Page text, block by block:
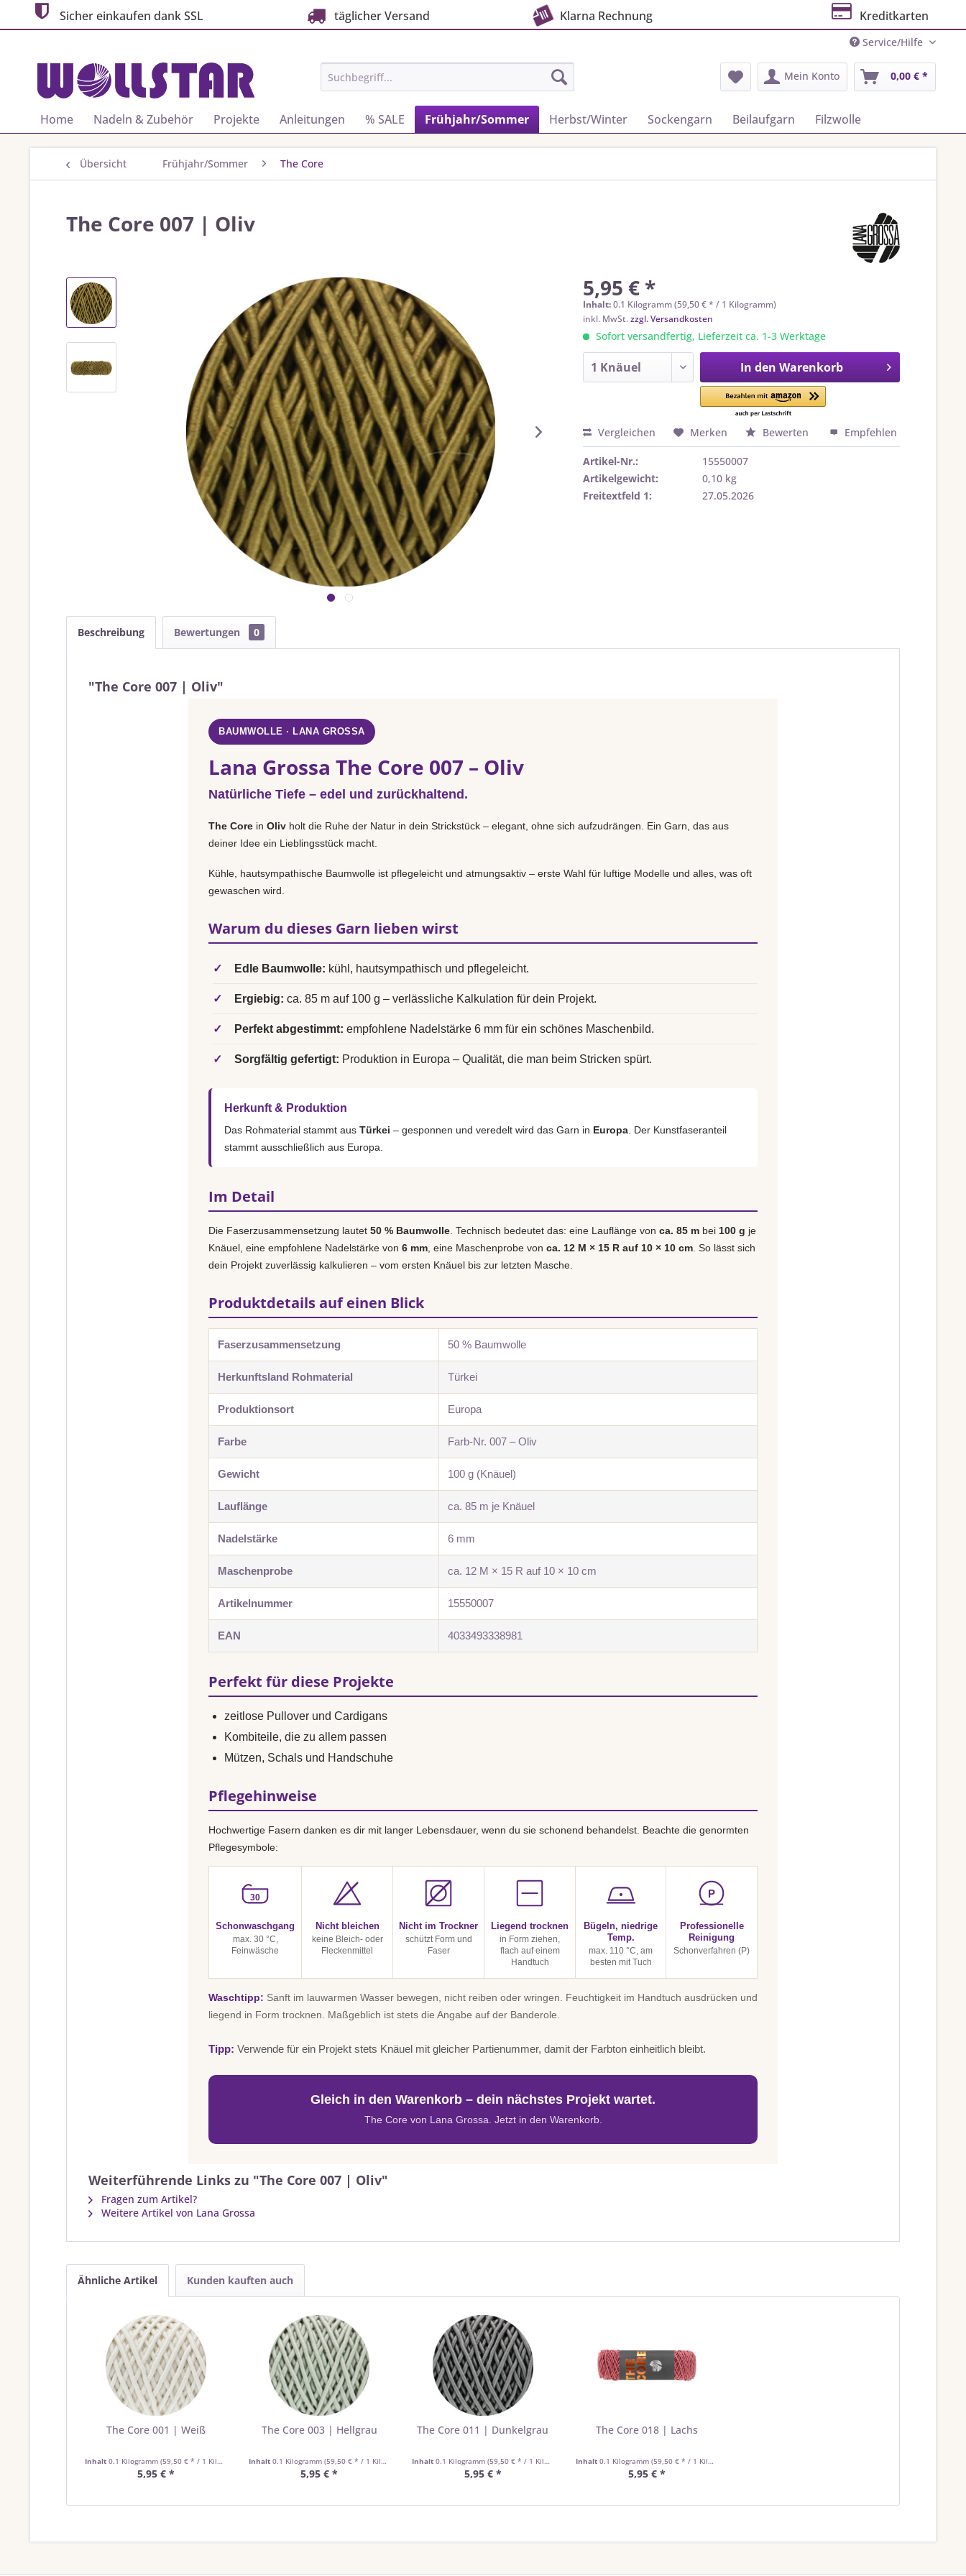
Sicher einkaufen dank SSL täglicher Versand Klarna Rechnung Kreditkarten
Service/Hilfe
Mein Konto 0,00 € *
Home Nadeln & Zubehör Projekte Anleitungen % SALE Frühjahr/Sommer Herbst/Winter Sockengarn Beilaufgarn Filzwolle
Übersicht Frühjahr/Sommer The Core
The Core 007 | Oliv
5,95 € *
Inhalt:0.1 Kilogramm (59,50 € * / 1 Kilogramm)
inkl. MwSt.zzgl. Versandkosten
Sofort versandfertig, Lieferzeit ca. 1-3 Werktage
In den Warenkorb
Vergleichen Merken Bewerten Empfehlen
Artikel-Nr.:
15550007
Artikelgewicht:
0,10 kg
Freitextfeld 1:
27.05.2026
Beschreibung Bewertungen 0
"The Core 007 | Oliv"
BAUMWOLLE · LANA GROSSA
Lana Grossa The Core 007 – Oliv
Natürliche Tiefe – edel und zurückhaltend.
The Core in Oliv holt die Ruhe der Natur in dein Strickstück – elegant, ohne sich aufzudrängen. Ein Garn, das aus
deiner Idee ein Lieblingsstück macht.
Kühle, hautsympathische Baumwolle ist pflegeleicht und atmungsaktiv – erste Wahl für luftige Modelle und alles, was oft
gewaschen wird.
Warum du dieses Garn lieben wirst
✓ Edle Baumwolle: kühl, hautsympathisch und pflegeleicht.
✓ Ergiebig: ca. 85 m auf 100 g – verlässliche Kalkulation für dein Projekt.
✓ Perfekt abgestimmt: empfohlene Nadelstärke 6 mm für ein schönes Maschenbild.
✓ Sorgfältig gefertigt: Produktion in Europa – Qualität, die man beim Stricken spürt.
Herkunft & Produktion
Das Rohmaterial stammt aus Türkei – gesponnen und veredelt wird das Garn in Europa . Der Kunstfaseranteil
stammt ausschließlich aus Europa.
Im Detail
Die Faserzusammensetzung lautet 50 % Baumwolle . Technisch bedeutet das: eine Lauflänge von ca. 85 m bei 100 g je
Knäuel, eine empfohlene Nadelstärke von 6 mm , eine Maschenprobe von ca. 12 M × 15 R auf 10 × 10 cm . So lässt sich
dein Projekt zuverlässig kalkulieren – vom ersten Knäuel bis zur letzten Masche.
Produktdetails auf einen Blick
Faserzusammensetzung 50 % Baumwolle
Herkunftsland Rohmaterial Türkei
Produktionsort Europa
Farbe Farb-Nr. 007 – Oliv
Gewicht 100 g (Knäuel)
Lauflänge ca. 85 m je Knäuel
Nadelstärke 6 mm
Maschenprobe ca. 12 M × 15 R auf 10 × 10 cm
Artikelnummer 15550007
EAN 4033493338981
Perfekt für diese Projekte
zeitlose Pullover und Cardigans
Kombiteile, die zu allem passen
Mützen, Schals und Handschuhe
Pflegehinweise
Hochwertige Fasern danken es dir mit langer Lebensdauer, wenn du sie schonend behandelst. Beachte die genormten
Pflegesymbole:
30
Schonwaschgang
max. 30 °C,
Feinwäsche
Nicht bleichen
keine Bleich- oder
Fleckenmittel
Nicht im Trockner
schützt Form und
Faser
Liegend trocknen
in Form ziehen,
flach auf einem
Handtuch
Bügeln, niedrige
Temp.
max. 110 °C, am
besten mit Tuch
P
Professionelle
Reinigung
Schonverfahren (P)
Waschtipp: Sanft im lauwarmen Wasser bewegen, nicht reiben oder wringen. Feuchtigkeit im Handtuch ausdrücken und
liegend in Form trocknen. Maßgeblich ist stets die Angabe auf der Banderole.
Tipp: Verwende für ein Projekt stets Knäuel mit gleicher Partienummer, damit der Farbton einheitlich bleibt.
Gleich in den Warenkorb – dein nächstes Projekt wartet.
The Core von Lana Grossa. Jetzt in den Warenkorb.
Weiterführende Links zu "The Core 007 | Oliv"
Fragen zum Artikel?
Weitere Artikel von Lana Grossa
Ähnliche Artikel Kunden kauften auch
The Core 001 | Weiß
Inhalt 0.1 Kilogramm (59,50 € * / 1 Kilogramm)
5,95 € *
The Core 003 | Hellgrau
Inhalt 0.1 Kilogramm (59,50 € * / 1 Kilogramm)
5,95 € *
The Core 011 | Dunkelgrau
Inhalt0.1 Kilogramm(59,50 € * / 1 Kilogramm)
5,95 € *
The Core 018 | Lachs
Inhalt 0.1 Kilogramm (59,50 € * / 1 Kilogramm)
5,95 € *